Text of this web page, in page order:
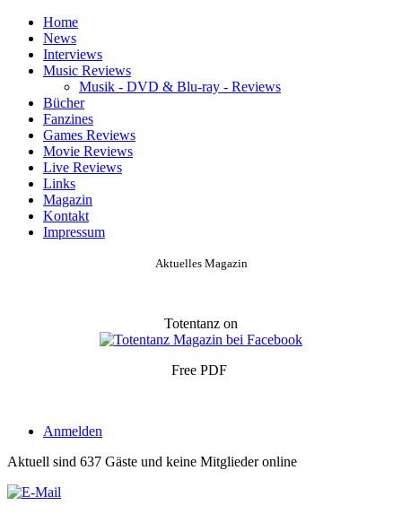
Home
News
Interviews
Music Reviews
Musik - DVD & Blu-ray - Reviews
Bücher
Fanzines
Games Reviews
Movie Reviews
Live Reviews
Links
Magazin
Kontakt
Impressum
Aktuelles Magazin
Totentanz on
Free PDF
Anmelden
Aktuell sind 637 Gäste und keine Mitglieder online